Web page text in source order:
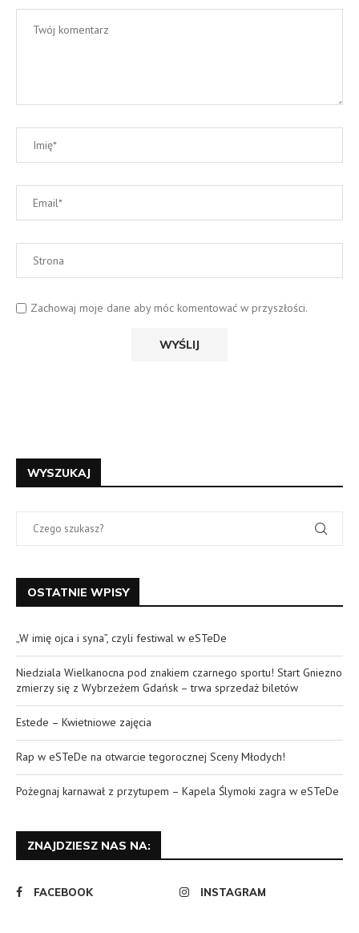
Zachowaj moje dane aby móc komentować w przyszłości.
WYSZUKAJ
OSTATNIE WPISY
„W imię ojca i syna”, czyli festiwal w eSTeDe
Niedziala Wielkanocna pod znakiem czarnego sportu! Start Gniezno
zmierzy się z Wybrzeżem Gdańsk – trwa sprzedaż biletów
Estede – Kwietniowe zajęcia
Rap w eSTeDe na otwarcie tegorocznej Sceny Młodych!
Pożegnaj karnawał z przytupem – Kapela Ślymoki zagra w eSTeDe
ZNAJDZIESZ NAS NA:
FACEBOOK INSTAGRAM